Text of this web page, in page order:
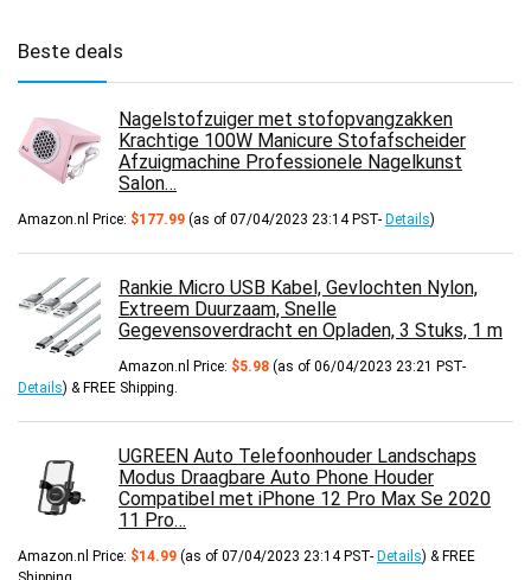
Beste deals
Nagelstofzuiger met stofopvangzakken
Krachtige 100W Manicure Stofafscheider
Afzuigmachine Professionele Nagelkunst
Salon…
Amazon.nl Price: $177.99 (as of 07/04/2023 23:14 PST- Details)
Rankie Micro USB Kabel, Gevlochten Nylon,
Extreem Duurzaam, Snelle
Gegevensoverdracht en Opladen, 3 Stuks, 1 m
Amazon.nl Price: $5.98 (as of 06/04/2023 23:21 PST-
Details) & FREE Shipping
UGREEN Auto Telefoonhouder Landschaps
Modus Draagbare Auto Phone Houder
Compatibel met iPhone 12 Pro Max Se 2020
11 Pro…
Amazon.nl Price: $14.99 (as of 07/04/2023 23:14 PST- Details) & FREE